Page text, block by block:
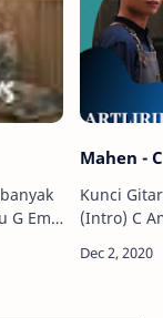
Mahen -
Kunci Gitar
(Intro) C Am G F C Am dalam